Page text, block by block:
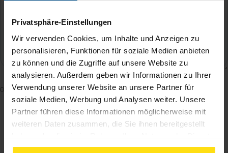
Privatsphäre-Einstellungen
Wir verwenden Cookies, um Inhalte und Anzeigen zu
personalisieren, Funktionen für soziale Medien anbieten
zu können und die Zugriffe auf unsere Website zu
analysieren. Außerdem geben wir Informationen zu Ihrer
Verwendung unserer Website an unsere Partner für
soziale Medien, Werbung und Analysen weiter. Unsere
Partner führen diese Informationen möglicherweise mit
weiteren Daten zusammen, die Sie ihnen bereitgestellt
haben oder die sie im Rahmen Ihrer Nutzung der Dienste
gesammelt haben. Indem Sie auf Einverstanden klicken,
Mit dem Absenden des Kontaktformulars erkläre ich
mich damit einverstanden, dass meine Daten zur
Bearbeitung meines Anliegens sowie zur internen
Analyse der Zugriffsquelle verwendet werden.
DieDatenschutzbestimmungenhabe ich zur